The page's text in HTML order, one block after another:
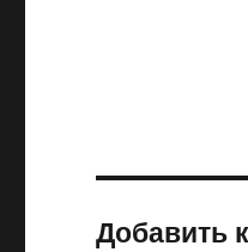
Добавить